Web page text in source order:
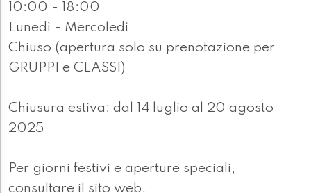
10:00 - 18:00
Lunedì - Mercoledì
Chiuso (apertura solo su prenotazione per
GRUPPI e CLASSI)
Chiusura estiva: dal 14 luglio al 20 agosto
2025
Per giorni festivi e aperture speciali,
consultare il sito web.